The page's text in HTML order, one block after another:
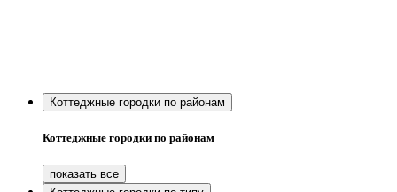
Коттеджные городки по районам
Коттеджные городки по районам